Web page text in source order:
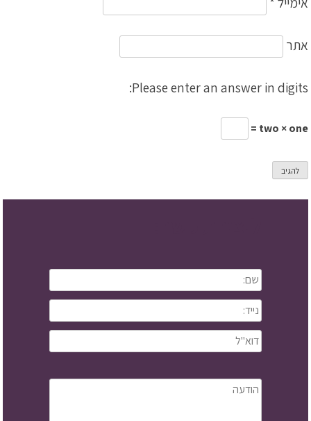
אתר
Please enter an answer in digits:
two × one =